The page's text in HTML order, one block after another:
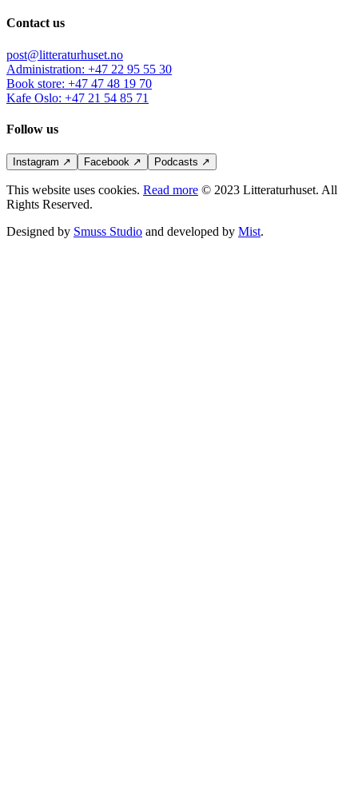
Contact us
post@litteraturhuset.no
Administration: +47 22 95 55 30
Book store: +47 47 48 19 70
Kafe Oslo: +47 21 54 85 71
Follow us
Instagram ↗ Facebook ↗ Podcasts ↗
This website uses cookies. Read more © 2023 Litteraturhuset. All
Rights Reserved.
Designed by Smuss Studio and developed by Mist.